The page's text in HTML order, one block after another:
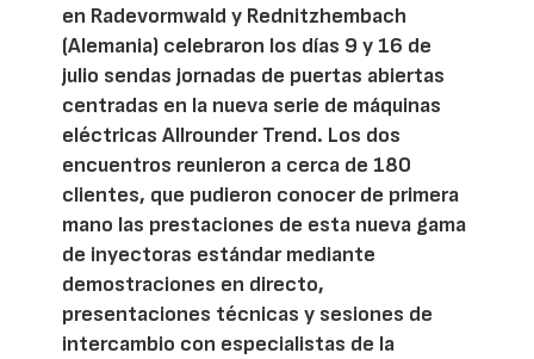
en Radevormwald y Rednitzhembach
(Alemania) celebraron los días 9 y 16 de
julio sendas jornadas de puertas abiertas
centradas en la nueva serie de máquinas
eléctricas Allrounder Trend. Los dos
encuentros reunieron a cerca de 180
clientes, que pudieron conocer de primera
mano las prestaciones de esta nueva gama
de inyectoras estándar mediante
demostraciones en directo,
presentaciones técnicas y sesiones de
intercambio con especialistas de la